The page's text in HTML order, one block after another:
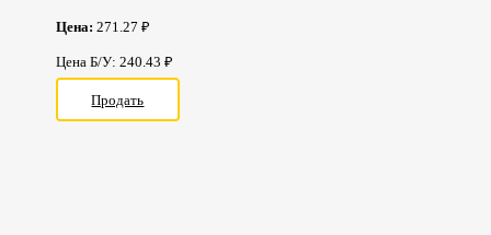
Цена: 271.27 ₽
Цена Б/У: 240.43 ₽
Продать